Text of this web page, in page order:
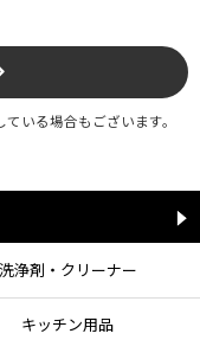
掃除する」旨の記載があ
ださい。
いでください。
てから、温水洗浄機能を
に従って行ってくださ
5分程度放置してくださ
すり落とし、トイレット
いる場合もございます。
洗浄剤・クリーナー
キッチン用品